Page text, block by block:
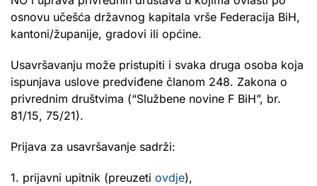
osnovu učešća državnog kapitala vrše Federacija BiH,
kantoni/županije, gradovi ili općine.
Usavršavanju može pristupiti i svaka druga osoba koja
ispunjava uslove predviđene članom 248. Zakona o
privrednim društvima (“Službene novine F BiH”, br.
81/15, 75/21).
Prijava za usavršavanje sadrži:
1. prijavni upitnik (preuzeti ovdje),